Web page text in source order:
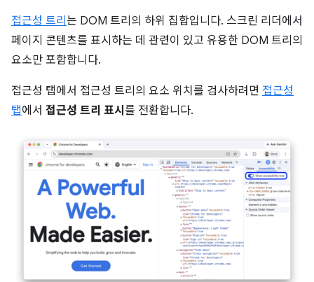
접근성 트리 는 DOM 트리의 하위 집합입니다. 스크린 리더에서
페이지 콘텐츠를 표시하는 데 관련이 있고 유용한 DOM 트리의
요소만 포함합니다.
접근성 탭에서 접근성 트리의 요소 위치를 검사하려면 접근성
탭에서 접근성 트리 표시 를 전환합니다.